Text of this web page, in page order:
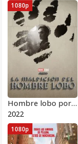
Hombre lobo por la noche
2022
1080p
1080p